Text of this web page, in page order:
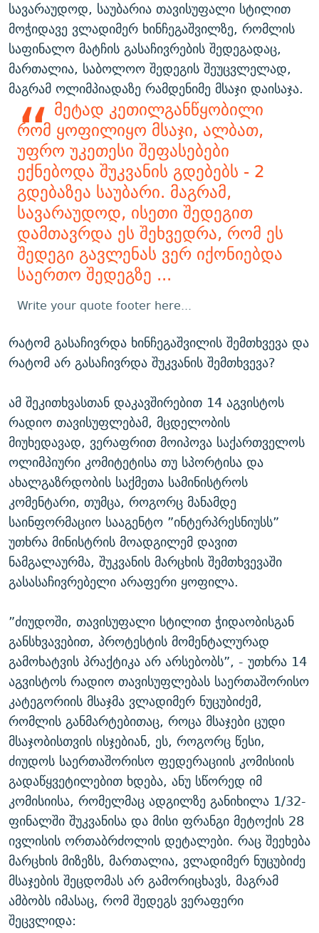
სავარაუდოდ, საუბარია თავისუფალი სტილით
მოჭიდავე ვლადიმერ ხინჩეგაშვილზე, რომლის
საფინალო მატჩის გასაჩივრების შედეგადაც,
მართალია, საბოლოო შედეგის შეუცვლელად,
მაგრამ ოლიმპიადაზე რამდენიმე მსაჯი დაისაჯა.
მეტად კეთილგანწყობილი
რომ ყოფილიყო მსაჯი, ალბათ,
უფრო უკეთესი შეფასებები
ექნებოდა შუკვანის გდებებს - 2
გდებაზეა საუბარი. მაგრამ,
სავარაუდოდ, ისეთი შედეგით
დამთავრდა ეს შეხვედრა, რომ ეს
შედეგი გავლენას ვერ იქონიებდა
საერთო შედეგზე ...
Write your quote footer here...
რატომ გასაჩივრდა ხინჩეგაშვილის შემთხვევა და
რატომ არ გასაჩივრდა შუკვანის შემთხვევა?
ამ შეკითხვასთან დაკავშირებით 14 აგვისტოს
რადიო თავისუფლებამ, მცდელობის
მიუხედავად, ვერაფრით მოიპოვა საქართველოს
ოლიმპიური კომიტეტისა თუ სპორტისა და
ახალგაზრდობის საქმეთა სამინისტროს
კომენტარი, თუმცა, როგორც მანამდე
საინფორმაციო სააგენტო ”ინტერპრესნიუსს”
უთხრა მინისტრის მოადგილემ დავით
ნამგალაურმა, შუკვანის მარცხის შემთხვევაში
გასასაჩივრებელი არაფერი ყოფილა.
”ძიუდოში, თავისუფალი სტილით ჭიდაობისგან
განსხვავებით, პროტესტის მომენტალურად
გამოხატვის პრაქტიკა არ არსებობს”, - უთხრა 14
აგვისტოს რადიო თავისუფლებას საერთაშორისო
კატეგორიის მსაჯმა ვლადიმერ ნუცუბიძემ,
რომლის განმარტებითაც, როცა მსაჯები ცუდი
მსაჯობისთვის ისჯებიან, ეს, როგორც წესი,
ძიუდოს საერთაშორისო ფედერაციის კომისიის
გადაწყვეტილებით ხდება, ანუ სწორედ იმ
კომისიისა, რომელმაც ადგილზე განიხილა 1/32-
ფინალში შუკვანისა და მისი ფრანგი მეტოქის 28
ივლისის ორთაბრძოლის დეტალები. რაც შეეხება
მარცხის მიზეზს, მართალია, ვლადიმერ ნუცუბიძე
მსაჯების შეცდომას არ გამორიცხავს, მაგრამ
ამბობს იმასაც, რომ შედეგს ვერაფერი
შეცვლიდა: